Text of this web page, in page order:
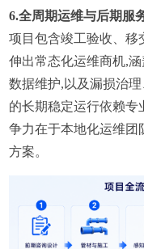
6.全周期运维与后期服
项目包含竣工验收、移
伸出常态化运维商机,
数据维护,以及漏损治
的长期稳定运行依赖专
争力在于本地化运维团
方案。